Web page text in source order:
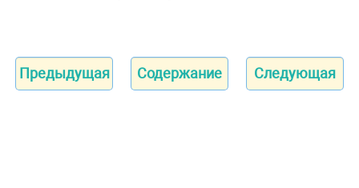
Предыдущая Содержание Следующая